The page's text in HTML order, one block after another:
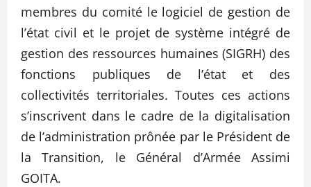
membres du comité le logiciel de gestion de
l’état civil et le projet de système intégré de
gestion des ressources humaines (SIGRH) des
fonctions publiques de l’état et des
collectivités territoriales. Toutes ces actions
s’inscrivent dans le cadre de la digitalisation
de l’administration prônée par le Président de
la Transition, le Général d’Armée Assimi
GOITA.